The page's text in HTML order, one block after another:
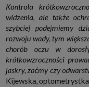
do czasu zgłoszenia przez
Przekazywanie danych
Administratorzy danych
księgowym, agencjom
podstawie umowy o
taki podmiot do
Na naszych stronach
np. cookie lub local
Kontrola
widzenia, ale także
szybciej podejmiemy
rozwoju wady, tym
chorób oczu w
krótkowzroczności
jaskry, zaćmy czy
Kijewska,